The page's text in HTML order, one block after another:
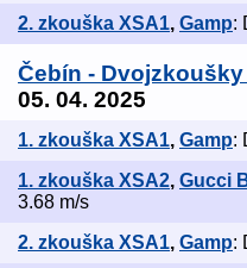
2. zkouška XSA1, Gamp:
Čebín -
05. 04. 2025
1. zkouška XSA1, Gamp:
1. zkouška XSA2, Gucci
3.68 m/s
2. zkouška XSA1, Gamp: